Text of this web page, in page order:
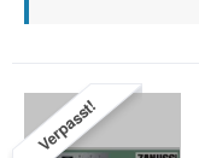
Verpasst!